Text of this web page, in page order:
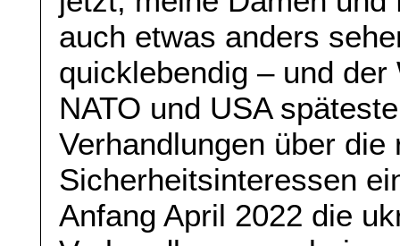
auch etwas anders
quicklebendig – und
NATO und USA
Verhandlungen über die
Sicherheitsinteressen
Anfang April 2022 die